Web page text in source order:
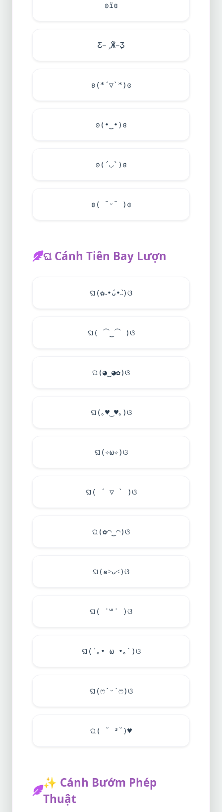
ʚїɞ
Ƹ̵̡Ӝ̵̨̄Ʒ
ʚ(*´▽`*)ɞ
ʚ(•‿•)ɞ
ʚ(´◡`)ɞ
ʚ( ˘ᵕ˘ )ɞ
ଘ Cánh Tiên Bay Lượn
ଘ(✿˵•́ᴗ•̀˵)ଓ
ଘ( ⁀‿⁀ )ଓ
ଘ(◕‿◕✿)ଓ
ଘ(｡♥‿ ♥｡)ଓ
ଘ(✧ω✧)ଓ
ଘ( ´ ▽ ` )ଓ
ଘ(✿◠‿◠)ଓ
ଘ(๑˃ᴗ˂)ଓ
ଘ( ˙꒳​˙ )ଓ
ଘ(´｡• ω •｡`)ଓ
ଘ(ෆ˙ᵕ˙ෆ)ଓ
ଘ( ˘ ³˘)♥
✨ Cánh Bướm Phép
Thuật